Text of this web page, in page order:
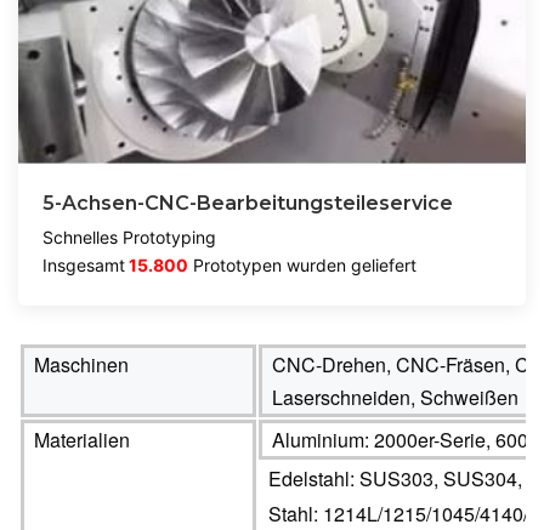
5-Achsen-CNC-Bearbeitungsteileservice
Schnelles Prototyping
Insgesamt15.800 Prototypen wurden geliefert
Maschinen
CNC-Drehen, CNC-Fräsen,
Laserschneiden, Schweißen
Materialien
Aluminium: 2000er-Serie,
Edelstahl: SUS303, SUS304,
Stahl: 1214L/1215/1045/4140/